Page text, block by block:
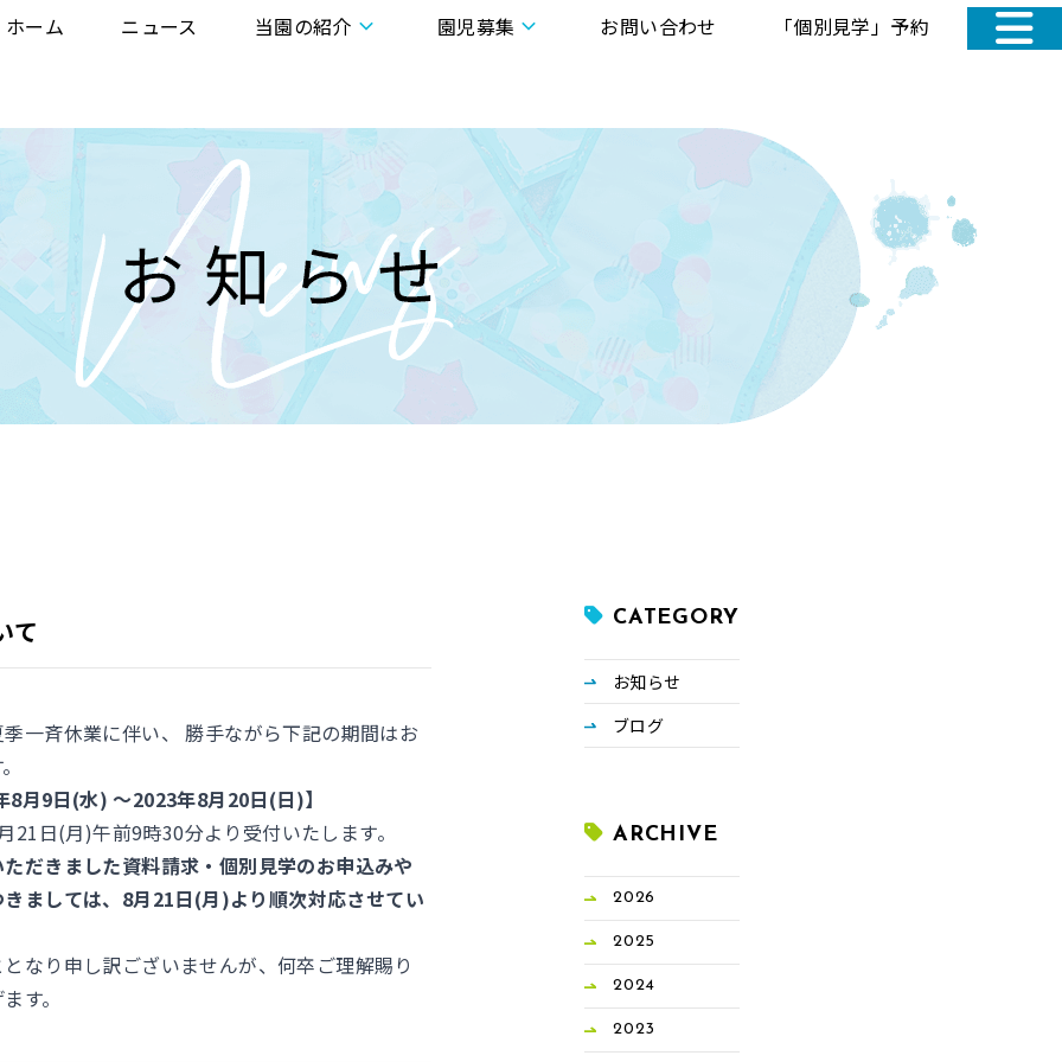
ホーム ニュース 当園の紹介 園児募集 お問い合わせ 「個別見学」予約
て
一斉休業に伴い、 勝手ながら下記の期間はお
月9日(水) ～2023年8月20日(日)】
21日(月)午前9時30分より受付いたします。
だきました資料請求・個別見学のお申込みや
ましては、8月21日(月)より順次対応させてい
なり申し訳ございませんが、何卒ご理解賜り
す。
CATEGORY
お知らせ
ブログ
ARCHIVE
2026
2025
2024
2023